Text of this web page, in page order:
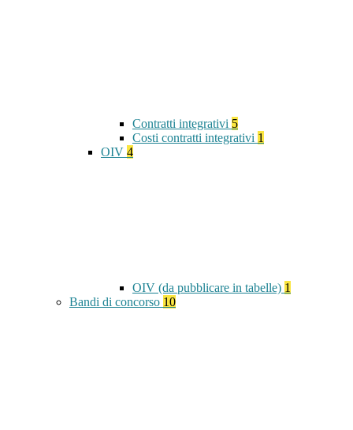
Contratti integrativi 5
Costi contratti integrativi 1
OIV 4
OIV (da pubblicare in tabelle) 1
Bandi di concorso 10